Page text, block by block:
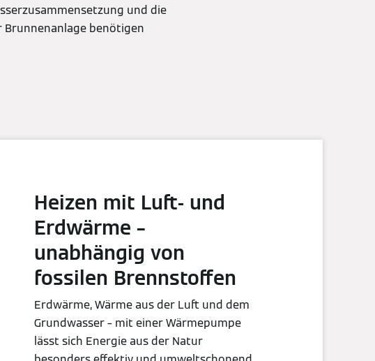
und die
benötigen
Heizen mit Luft- und
Erdwärme –
unabhängig von
fossilen Brennstoffen
Erdwärme, Wärme aus der Luft und dem
Grundwasser – mit einer Wärmepumpe
lässt sich Energie aus der Natur